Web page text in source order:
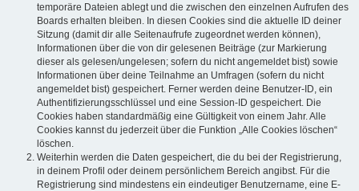
temporäre Dateien ablegt und die zwischen den einzelnen Aufrufen des
Boards erhalten bleiben. In diesen Cookies sind die aktuelle ID deiner
Sitzung (damit dir alle Seitenaufrufe zugeordnet werden können),
Informationen über die von dir gelesenen Beiträge (zur Markierung
dieser als gelesen/ungelesen; sofern du nicht angemeldet bist) sowie
Informationen über deine Teilnahme an Umfragen (sofern du nicht
angemeldet bist) gespeichert. Ferner werden deine Benutzer-ID, ein
Authentifizierungsschlüssel und eine Session-ID gespeichert. Die
Cookies haben standardmäßig eine Gültigkeit von einem Jahr. Alle
Cookies kannst du jederzeit über die Funktion „Alle Cookies löschen“
löschen.
Weiterhin werden die Daten gespeichert, die du bei der Registrierung,
in deinem Profil oder deinem persönlichem Bereich angibst. Für die
Registrierung sind mindestens ein eindeutiger Benutzername, eine E-